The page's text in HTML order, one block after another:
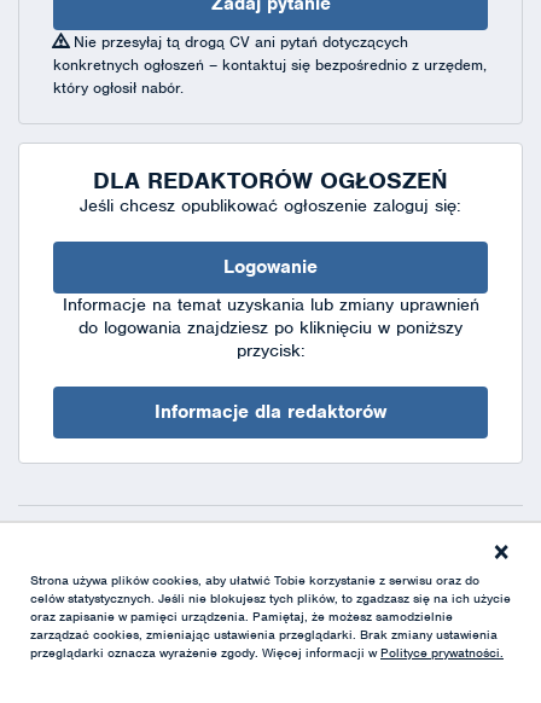
Nie przesyłaj tą drogą CV ani pytań dotyczących
konkretnych ogłoszeń – kontaktuj się bezpośrednio z urzędem,
który ogłosił nabór.
DLA REDAKTORÓW OGŁOSZEŃ
Jeśli chcesz opublikować ogłoszenie zaloguj się:
Logowanie
Informacje na temat uzyskania lub zmiany uprawnień
do logowania znajdziesz po kliknięciu w poniższy
przycisk:
Informacje dla redaktorów
XML
Strona używa plików cookies, aby ułatwić Tobie korzystanie z serwisu oraz do
celów statystycznych. Jeśli nie blokujesz tych plików, to zgadzasz się na ich użycie
oraz zapisanie w pamięci urządzenia. Pamiętaj, że możesz samodzielnie
zarządzać cookies, zmieniając ustawienia przeglądarki. Brak zmiany ustawienia
przeglądarki oznacza wyrażenie zgody. Więcej informacji wPolityce prywatności.
×